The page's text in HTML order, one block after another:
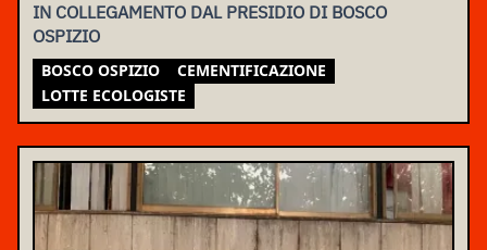
IN COLLEGAMENTO DAL PRESIDIO DI BOSCO
OSPIZIO
BOSCO OSPIZIO
CEMENTIFICAZIONE
LOTTE ECOLOGISTE